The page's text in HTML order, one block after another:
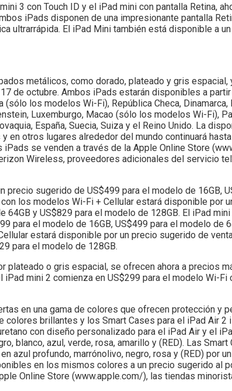
3 con Touch ID y el iPad mini con pantalla Retina,
iPads disponen de una impresionante pantalla
ultrarrápida. El iPad Mini también está disponible a
metálicos, como dorado, plateado y gris
de octubre. Ambos iPads estarán disponibles a
(sólo los modelos Wi-Fi), República Checa, Dinamarca,
Luxemburgo, Macao (sólo los modelos Wi-Fi),
España, Suecia, Suiza y el Reino Unido. La
en otros lugares alrededor del mundo continuará
se venden a través de la Apple Online Store
Wireless, proveedores adicionales del servicio
sugerido de US$499 para el modelo de 16GB,
los modelos Wi-Fi + Cellular estará disponible por
64GB y US$829 para el modelo de 128GB. El iPad
para el modelo de 16GB, US$499 para el modelo de
estará disponible por un precio sugerido de
para el modelo de 128GB.
plateado o gris espacial, se ofrecen ahora a precios
mini 2 comienza en US$299 para el modelo Wi-Fi
en una gama de colores que ofrecen protección y
brillantes y los Smart Cases para el iPad Air 2
con diseño personalizado para el iPad Air y el
blanco, azul, verde, rosa, amarillo y (RED). Las
azul profundo, marrónolivo, negro, rosa y (RED) por
en los mismos colores a un precio sugerido al
Online Store (www.apple.com/), las tiendas